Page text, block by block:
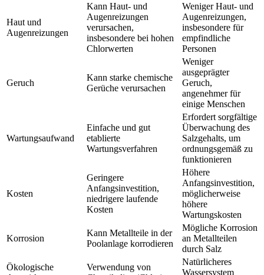
Haut und
Augenreizungen
Kann Haut- und
Augenreizungen
verursachen,
insbesondere bei hohen
Chlorwerten
Weniger Haut- und
Augenreizungen,
insbesondere für
empfindliche
Personen
Geruch
Kann starke chemische
Gerüche verursachen
Weniger
ausgeprägter
Geruch,
angenehmer für
einige Menschen
Wartungsaufwand
Einfache und gut
etablierte
Wartungsverfahren
Erfordert sorgfältige
Überwachung des
Salzgehalts, um
ordnungsgemäß zu
funktionieren
Kosten
Geringere
Anfangsinvestition,
niedrigere laufende
Kosten
Höhere
Anfangsinvestition,
möglicherweise
höhere
Wartungskosten
Korrosion
Kann Metallteile in der
Poolanlage korrodieren
Mögliche Korrosion
an Metallteilen
durch Salz
Ökologische
Verwendung von
Natürlicheres
Wassersystem